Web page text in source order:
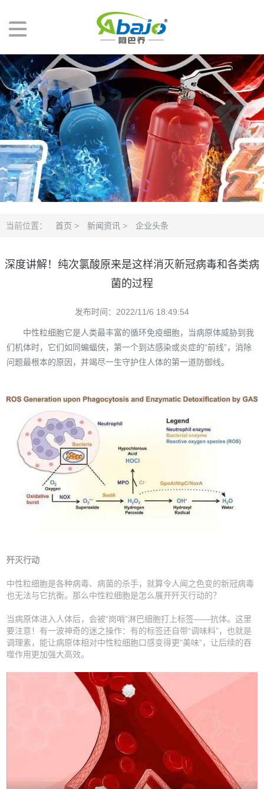
当前位置： 首页 > 新闻资讯 > 企业头条
深度讲解！纯次氯酸原来是这样消灭新冠病毒和各类病
菌的过程
发布时间：2022/11/6 18:49:54
中性粒细胞它是人类最丰富的循环免疫细胞，当病原体威胁到我
们机体时，它们如同蝙蝠侠，第一个到达感染或炎症的“前线”，消除
问题最根本的原因，并竭尽一生守护住人体的第一道防御线。
歼灭行动
中性粒细胞是各种病毒、病菌的杀手，就算令人闻之色变的新冠病毒
也无法与它抗衡。那么中性粒细胞是怎么展开歼灭行动的？
当病原体进入人体后，会被“岗哨”淋巴细胞打上标签——抗体。这里
要注意！有一波神奇的迷之操作：有的标签还自带“调味料”，也就是
调理素，能让病原体相对中性粒细胞口感变得更“美味”，让后续的吞
噬作用更加强大高效。